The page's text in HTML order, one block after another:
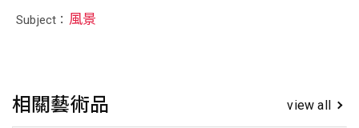
Subject： 風景
相關藝術品 view all